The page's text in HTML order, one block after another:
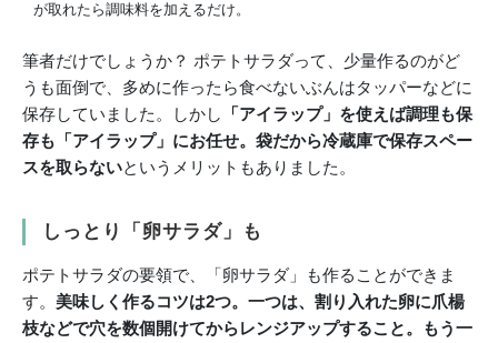
が取れたら調味料を加えるだけ。
筆者だけでしょうか？ ポテトサラダって、少量作るのがど
うも面倒で、多めに作ったら食べないぶんはタッパーなどに
保存していました。しかし
「アイラップ」を使えば調理も保
存も「アイラップ」にお任せ。袋だから冷蔵庫で保存スペー
スを取らないというメリットもありました。
しっとり「卵サラダ」も
ポテトサラダの要領で、「卵サラダ」も作ることができま
す。 美味しく作るコツは2つ。一つは、割り入れた卵に爪楊
枝などで穴を数個開けてからレンジアップすること。もう一